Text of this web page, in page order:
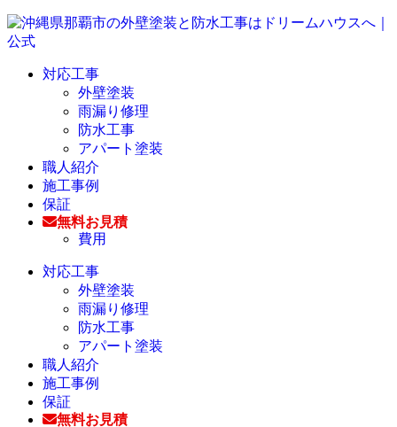
対応工事
外壁塗装
雨漏り修理
防水工事
アパート塗装
職人紹介
施工事例
保証
無料お見積
費用
対応工事
外壁塗装
雨漏り修理
防水工事
アパート塗装
職人紹介
施工事例
保証
無料お見積